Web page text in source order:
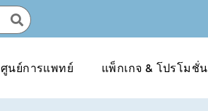
ศูนย์การแพทย์ แพ็กเกจ & โปรโมชั่น